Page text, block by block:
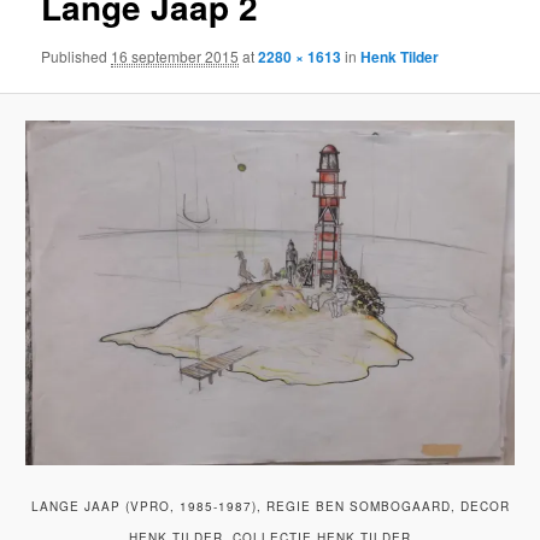
Published 16 september 2015 at2280 × 1613inHenk Tilder
LANGE JAAP (VPRO, 1985-1987), REGIE BEN SOMBOGAARD, DECOR